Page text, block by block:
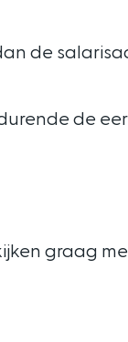
de
de
graag